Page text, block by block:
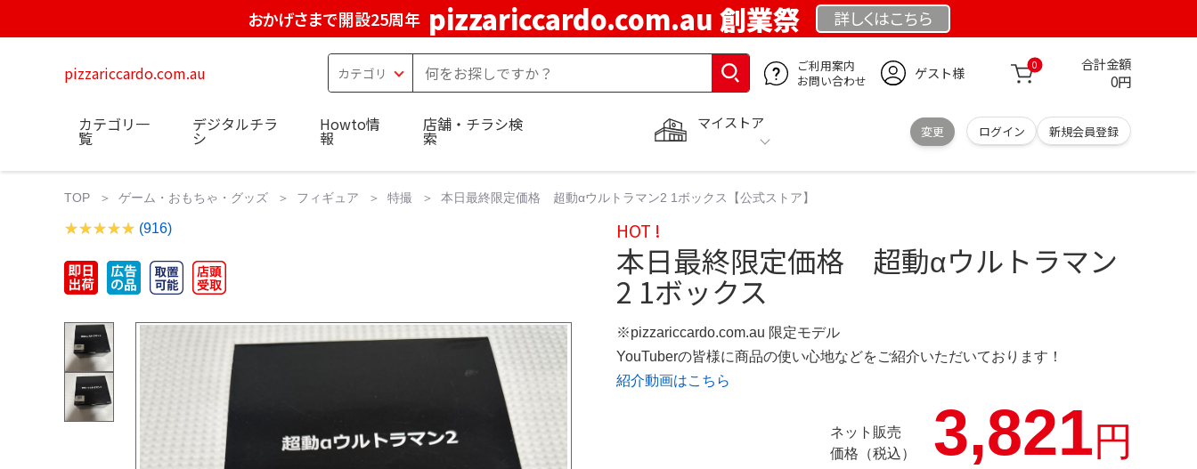
おかげさまで開設25周年 pizzariccardo.com.au 創業祭 詳しくはこちら
pizzariccardo.com.au
ご利用案内
お問い合わせ
ゲスト様 0 合計金額
0円
マイストア
変更 ログイン 新規会員登録
カテゴリ一
覧
デジタルチラ
シ
Howto情
報
店舗・チラシ検
索
TOP ゲーム・おもちゃ・グッズ フィギュア 特撮 本日最終限定価格 超動αウルトラマン2 1ボックス【公式ストア】
(916) HOT !
本日最終限定価格 超動αウルトラマン
2 1ボックス
※pizzariccardo.com.au 限定モデル
YouTuberの皆様に商品の使い心地などをご紹介いただいております！
紹介動画はこちら
ネット販売
価格（税込）
3,821円